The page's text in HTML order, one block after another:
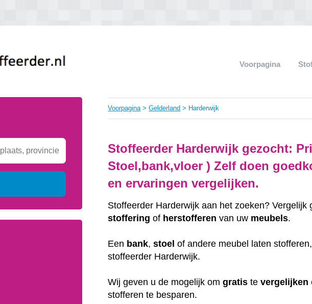
Voorpagina
Voorpagina>Gelderland > Harderwijk
Stoffeerder Harderwijk gezocht:
Stoel,bank,vloer ) Zelf doen
en ervaringen vergelijken.
Stoffeerder Harderwijk aan het zoeken?
stoffering of herstofferen van uw meubels.
Een bank,stoel of andere meubel laten
stoffeerder Harderwijk.
Wij geven u de mogelijk omgratis tevergelijken
stofferen te besparen.